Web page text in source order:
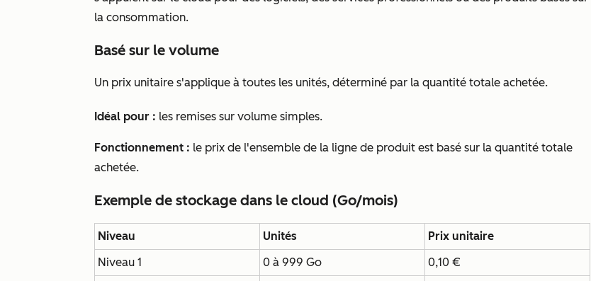
la consommation.
Basé sur le volume
Un prix unitaire s'applique à toutes les unités, déterminé par la quantité totale achetée.
Idéal pour : les remises sur volume simples.
Fonctionnement : le prix de l'ensemble de la ligne de produit est basé sur la quantité totale
achetée.
Exemple de stockage dans le cloud (Go/mois)
Niveau Unités
Prix unitaire
Niveau 1
0 à 999 Go
0,10 €